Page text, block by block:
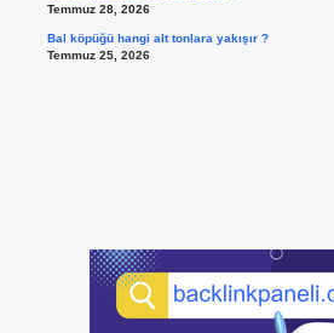
Temmuz 28, 2026
Bal köpüğü hangi alt tonlara yakışır ?
Temmuz 25, 2026